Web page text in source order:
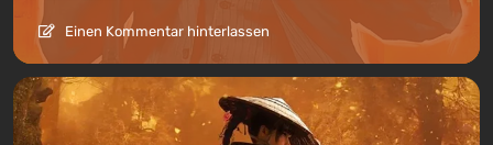
Einen Kommentar hinterlassen